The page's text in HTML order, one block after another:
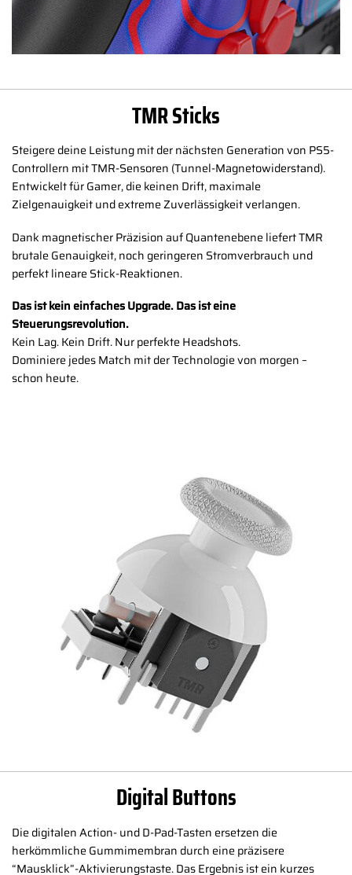
TMR Sticks
Steigere deine Leistung mit der nächsten Generation von PS5-
Controllern mit TMR-Sensoren (Tunnel-Magnetowiderstand).
Entwickelt für Gamer, die keinen Drift, maximale
Zielgenauigkeit und extreme Zuverlässigkeit verlangen.
Dank magnetischer Präzision auf Quantenebene liefert TMR
brutale Genauigkeit, noch geringeren Stromverbrauch und
perfekt lineare Stick-Reaktionen.
Das ist kein einfaches Upgrade. Das ist eine
Steuerungsrevolution.
Kein Lag. Kein Drift. Nur perfekte Headshots.
Dominiere jedes Match mit der Technologie von morgen –
schon heute.
Digital Buttons
Die digitalen Action- und D-Pad-Tasten ersetzen die
herkömmliche Gummimembran durch eine präzisere
“Mausklick”-Aktivierungstaste. Das Ergebnis ist ein kurzes